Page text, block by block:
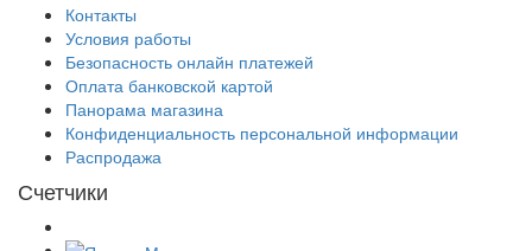
Контакты
Условия работы
Безопасность онлайн платежей
Оплата банковской картой
Панорама магазина
Конфиденциальность персональной информации
Распродажа
Счетчики